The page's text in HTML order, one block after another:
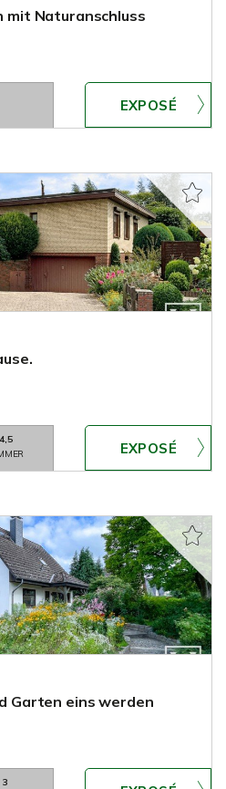
mit Naturanschluss
4,5
Garten eins werden
3